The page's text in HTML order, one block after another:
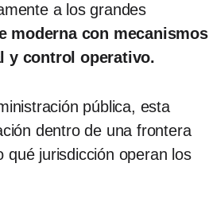
a los grandes
moderna con mecanismos
y control operativo.
pública, esta
dentro de una frontera
qué jurisdicción operan los